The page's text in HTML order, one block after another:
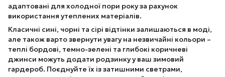
адаптовані для холодної пори року за рахунок
використання утеплених матеріалів.
Класичні сині, чорні та сірі відтінки залишаються в моді,
але також варто звернути увагу на незвичайні кольори –
теплі бордові, темно-зелені та глибокі коричневі
джинси можуть додати родзинку у ваш зимовий
гардероб. Поєднуйте їх із затишними светрами,